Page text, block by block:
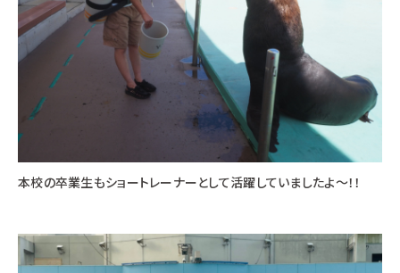
本校の卒業生もショートレーナーとして活躍していましたよ～！！